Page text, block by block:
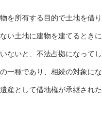
を所有する目的で土地を借り
い土地に建物を建てるとき
ないと、不法占拠になってし
一種であり、相続の対象にな
産として借地権が承継され